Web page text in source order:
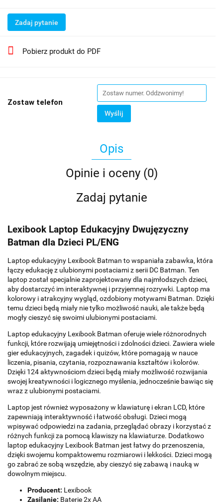
Zadaj pytanie
Pobierz produkt do PDF
Zostaw telefon
Wyślij
Opis
Opinie i oceny (0)
Zadaj pytanie
Lexibook Laptop Edukacyjny Dwujęzyczny
Batman dla Dzieci PL/ENG
Laptop edukacyjny Lexibook Batman to wspaniała zabawka, która
łączy edukację z ulubionymi postaciami z serii DC Batman. Ten
laptop został specjalnie zaprojektowany dla najmłodszych dzieci,
aby dostarczyć im interaktywnej i przyjemnej rozrywki. Laptop ma
kolorowy i atrakcyjny wygląd, ozdobiony motywami Batman. Dzięki
temu dzieci będą miały nie tylko możliwość nauki, ale także będą
mogły cieszyć się swoimi ulubionymi postaciami.
Laptop edukacyjny Lexibook Batman oferuje wiele różnorodnych
funkcji, które rozwijają umiejętności i zdolności dzieci. Zawiera wiele
gier edukacyjnych, zagadek i quizów, które pomagają w nauce
liczenia, pisania, czytania, rozpoznawania kształtów i kolorów.
Dzięki 124 aktywnościom dzieci będą miały możliwość rozwijania
swojej kreatywności i logicznego myślenia, jednocześnie bawiąc się
wraz z ulubionymi postaciami.
Laptop jest również wyposażony w klawiaturę i ekran LCD, które
zapewniają interaktywność i łatwość obsługi. Dzieci mogą
wpisywać odpowiedzi na zadania, przeglądać obrazy i korzystać z
różnych funkcji za pomocą klawiszy na klawiaturze. Dodatkowo
laptop edukacyjny Lexibook Batman jest łatwy do przenoszenia,
dzięki swojemu kompaktowemu rozmiarowi i lekkości. Dzieci mogą
go zabrać ze sobą wszędzie, aby cieszyć się zabawą i nauką w
dowolnym miejscu.
Producent: Lexibook
Zasilanie: Baterie 2x AA